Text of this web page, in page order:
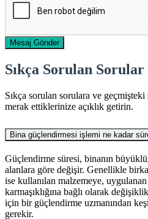
Mesaj Gönder
Sıkça Sorulan Sorular
Sıkça sorulan sorulara ve
merak ettiklerinize açıklık getirin.
Bina güçlendirmesi işlemi ne kadar
Güçlendirme süresi, binanın
alanlara göre değişir. Genellikle
ise kullanılan malzemeye,
karmaşıklığına bağlı olarak
için bir güçlendirme uzmanından
gerekir.